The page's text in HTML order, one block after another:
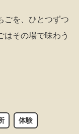
ごを、ひとつずつ
その場で味わう
体験